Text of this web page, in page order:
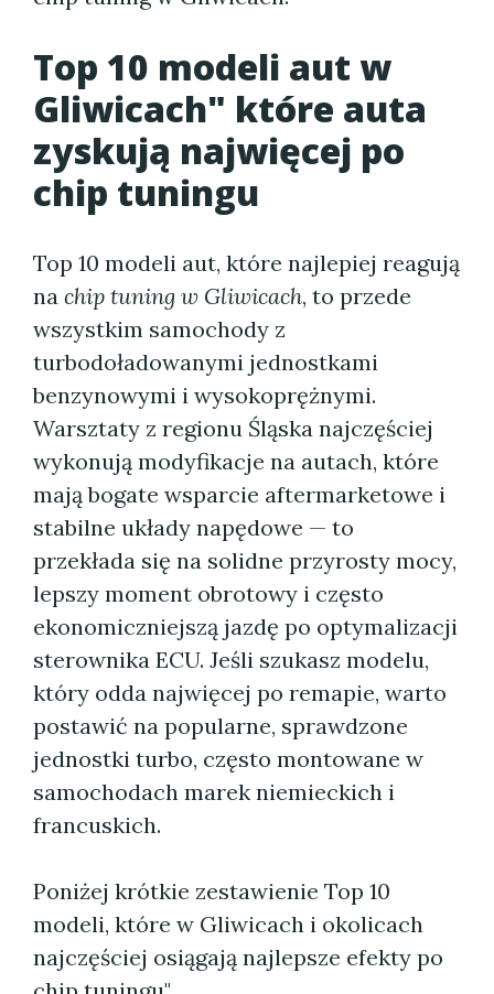
Top 10 modeli aut w
Gliwicach" które auta
zyskują najwięcej po
chip tuningu
Top 10 modeli aut, które najlepiej reagują
na chip tuning w Gliwicach, to przede
wszystkim samochody z
turbodoładowanymi jednostkami
benzynowymi i wysokoprężnymi.
Warsztaty z regionu Śląska najczęściej
wykonują modyfikacje na autach, które
mają bogate wsparcie aftermarketowe i
stabilne układy napędowe — to
przekłada się na solidne przyrosty mocy,
lepszy moment obrotowy i często
ekonomiczniejszą jazdę po optymalizacji
sterownika ECU. Jeśli szukasz modelu,
który odda najwięcej po remapie, warto
postawić na popularne, sprawdzone
jednostki turbo, często montowane w
samochodach marek niemieckich i
francuskich.
Poniżej krótkie zestawienie Top 10
modeli, które w Gliwicach i okolicach
najczęściej osiągają najlepsze efekty po